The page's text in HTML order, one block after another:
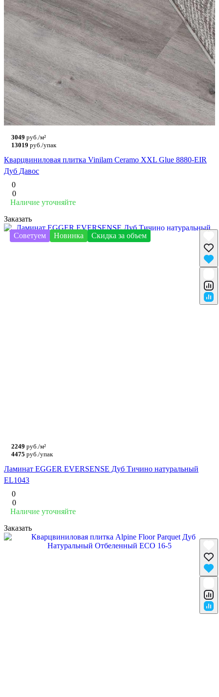
3049 руб./м²
13019 руб./упак
Кварцвиниловая плитка Vinilam Ceramo XXL Glue 8880-EIR
Дуб Давос
0
0
Наличие уточняйте
Заказать
Советуем
Новинка Скидка за объем
2249 руб./м²
4475 руб./упак
Ламинат EGGER EVERSENSE Дуб Тичино натуральный
EL1043
0
0
Наличие уточняйте
Заказать